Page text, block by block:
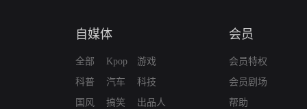
自媒体
全部
科普
国风
Kpop
汽车
搞笑
游戏
科技
出品人
会员
会员特权
会员剧场
帮助